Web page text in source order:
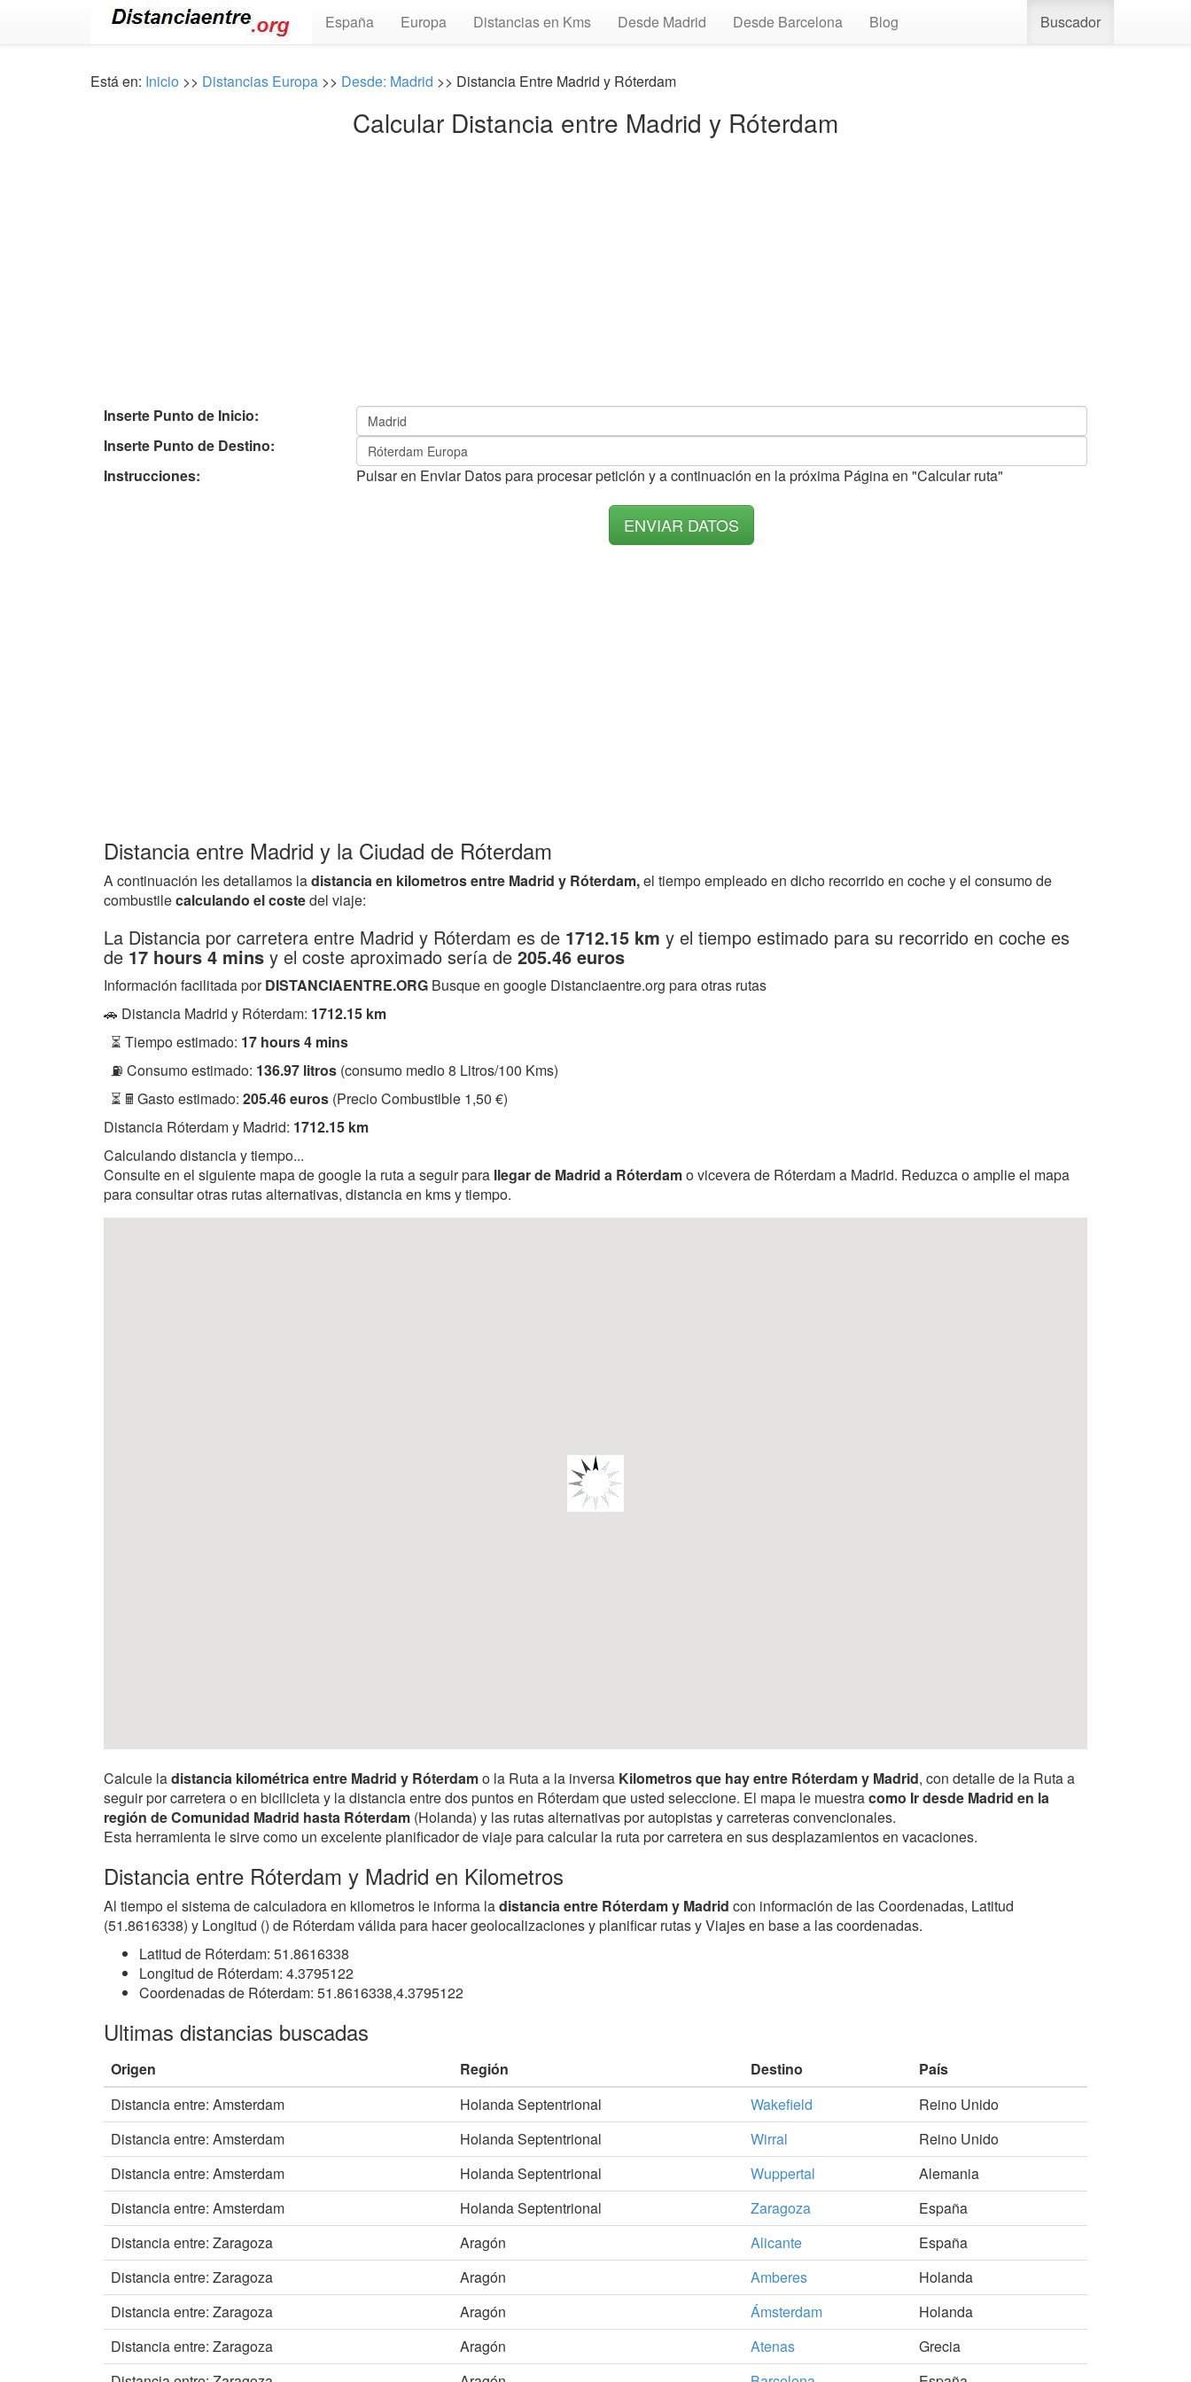
España Europa Distancias en Kms Desde Madrid Desde Barcelona Blog Buscador
Está en: Inicio >> Distancias Europa >> Desde: Madrid >> Distancia Entre Madrid y Róterdam
Calcular Distancia entre Madrid y Róterdam
Inserte Punto de Inicio:
Inserte Punto de Destino:
Instrucciones:
Pulsar en Enviar Datos para procesar petición y a continuación en la próxima Página en "Calcular ruta"
Distancia entre Madrid y la Ciudad de Róterdam
A continuación les detallamos ladistancia en kilometros entre Madrid y Róterdam,el tiempo empleado en dicho recorrido en coche y el consumo de
combustilecalculando el costedel viaje:
La Distancia por carretera entre Madrid y Róterdam es de 1712.15 km y el tiempo estimado para su recorrido en coche es
de 17 hours 4 mins y el coste aproximado sería de 205.46 euros
Información facilitada porDISTANCIAENTRE.ORG Busque en google Distanciaentre.org para otras rutas
🚗 Distancia Madrid y Róterdam: 1712.15 km
⏳ Tiempo estimado: 17 hours 4 mins
⛽ Consumo estimado: 136.97 litros (consumo medio 8 Litros/100 Kms)
⏳ 🖩 Gasto estimado: 205.46 euros (Precio Combustible 1,50 €)
Distancia Róterdam y Madrid: 1712.15 km
Calculando distancia y tiempo...
Consulte en el siguiente mapa de google la ruta a seguir para llegar de Madrid a Róterdamo vicevera de Róterdam a Madrid. Reduzca o amplie el mapa
para consultar otras rutas alternativas, distancia en kms y tiempo.
Calcule ladistancia kilométrica entre Madrid y Róterdamo la Ruta a la inversa Kilometros que hay entre Róterdam y Madrid, con detalle de la Ruta a
seguir por carretera o en bicilicleta y la distancia entre dos puntos en Róterdam que usted seleccione. El mapa le muestracomo Ir desde Madrid en la
región de Comunidad Madrid hasta Róterdam (Holanda) y las rutas alternativas por autopistas y carreteras convencionales.
Esta herramienta le sirve como un excelente planificador de viaje para calcular la ruta por carretera en sus desplazamientos en vacaciones.
Distancia entre Róterdam y Madrid en Kilometros
Al tiempo el sistema de calculadora en kilometros le informa ladistancia entre Róterdam y Madrid con información de las Coordenadas, Latitud
(51.8616338) y Longitud () de Róterdam válida para hacer geolocalizaciones y planificar rutas y Viajes en base a las coordenadas.
Latitud de Róterdam: 51.8616338
Longitud de Róterdam: 4.3795122
Coordenadas de Róterdam: 51.8616338,4.3795122
Ultimas distancias buscadas
Origen Región Destino
País
Distancia entre: Amsterdam
Holanda Septentrional Wakefield
Reino Unido
Distancia entre: Amsterdam
Holanda Septentrional Wirral
Reino Unido
Distancia entre: Amsterdam
Holanda Septentrional Wuppertal
Alemania
Distancia entre: Amsterdam
Holanda Septentrional Zaragoza
España
Distancia entre: Zaragoza
Aragón Alicante
España
Distancia entre: Zaragoza
Aragón Amberes
Holanda
Distancia entre: Zaragoza
Aragón Ámsterdam
Holanda
Distancia entre: Zaragoza
Aragón Atenas
Grecia